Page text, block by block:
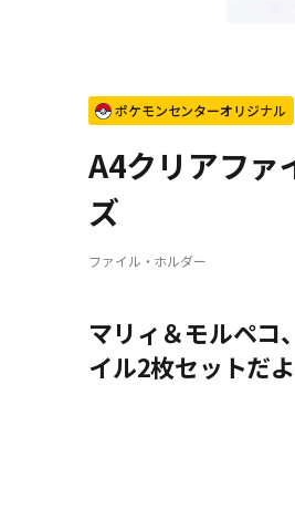
ポケモンセンターオリジナル
A4クリアフ
ズ
ファイル・ホルダー
マリィ＆モルペコ
イル2枚セットだよ